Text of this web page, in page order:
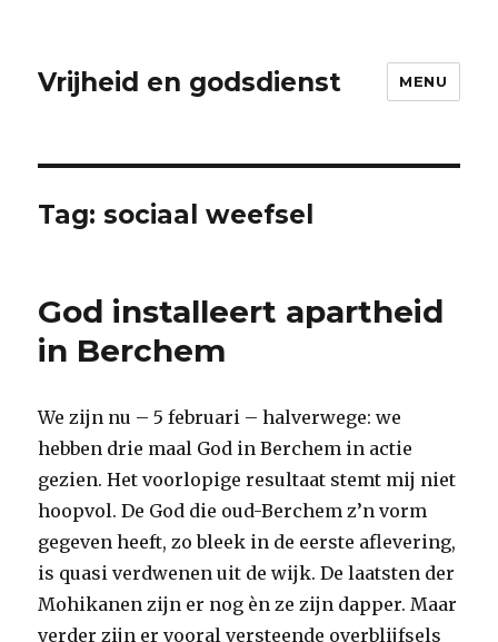
Vrijheid en godsdienst MENU
Tag:sociaal weefsel
God installeert apartheid
in Berchem
We zijn nu – 5 februari – halverwege: we
hebben drie maal God in Berchem in actie
gezien. Het voorlopige resultaat stemt mij niet
hoopvol. De God die oud-Berchem z’n vorm
gegeven heeft, zo bleek in de eerste aflevering,
is quasi verdwenen uit de wijk. De laatsten der
Mohikanen zijn er nog èn ze zijn dapper. Maar
verder zijn er vooral versteende overblijfsels